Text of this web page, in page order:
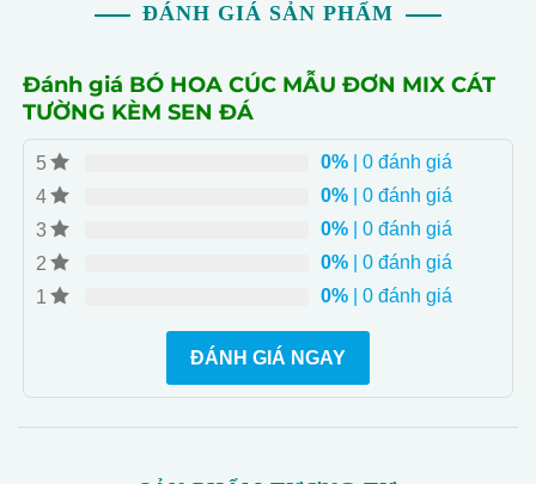
ĐÁNH GIÁ SẢN PHẨM
Đánh giá BÓ HOA CÚC MẪU ĐƠN MIX CÁT
TƯỜNG KÈM SEN ĐÁ
5 0%| 0 đánh giá
4
0%| 0 đánh giá
3
0%| 0 đánh giá
2
0%| 0 đánh giá
1
0%| 0 đánh giá
ĐÁNH GIÁ NGAY